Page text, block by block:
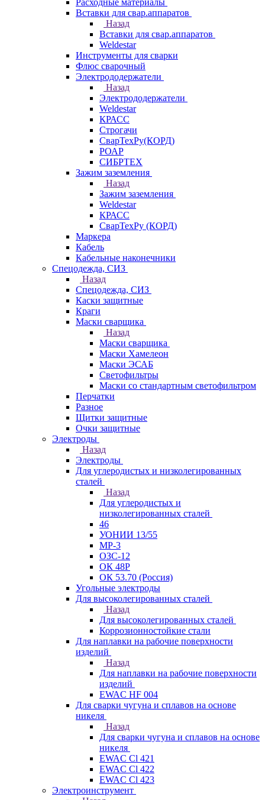
Расходные материалы
Вставки для свар.аппаратов
Назад
Вставки для свар.аппаратов
Weldestar
Инструменты для сварки
Флюс сварочный
Электрододержатели
Назад
Электрододержатели
Weldestar
КРАСС
Строгачи
СварТехРу(КОРД)
РОАР
СИБРТЕХ
Зажим заземления
Назад
Зажим заземления
Weldestar
КРАСС
СварТехРу (КОРД)
Маркера
Кабель
Кабельные наконечники
Спецодежда, СИЗ
Назад
Спецодежда, СИЗ
Каски защитные
Краги
Маски сварщика
Назад
Маски сварщика
Маски Хамелеон
Маски ЭСАБ
Светофильтры
Маски со стандартным светофильтром
Перчатки
Разное
Щитки защитные
Очки защитные
Электроды
Назад
Электроды
Для углеродистых и низколегированных
сталей
Назад
Для углеродистых и
низколегированных сталей
46
УОНИИ 13/55
МР-3
ОЗС-12
ОК 48Р
ОК 53.70 (Россия)
Угольные электроды
Для высоколегированных сталей
Назад
Для высоколегированных сталей
Коррозионностойкие стали
Для наплавки на рабочие поверхности
изделий
Назад
Для наплавки на рабочие поверхности
изделий
EWAC HF 004
Для сварки чугуна и сплавов на основе
никеля
Назад
Для сварки чугуна и сплавов на основе
никеля
EWAC Cl 421
EWAC Cl 422
EWAC Cl 423
Электроинструмент